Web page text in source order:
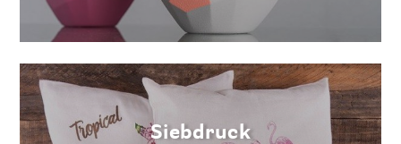
Siebdruck